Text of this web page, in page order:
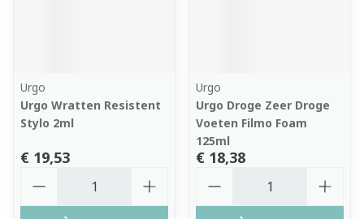
Urgo
Urgo Wratten Resistent
Stylo 2ml
€ 19,53
Urgo
Urgo Droge Zeer Droge
Voeten Filmo Foam
125ml
€ 18,38